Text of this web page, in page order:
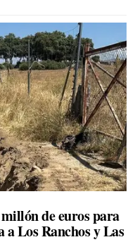
de euros para
Los Ranchos y Las